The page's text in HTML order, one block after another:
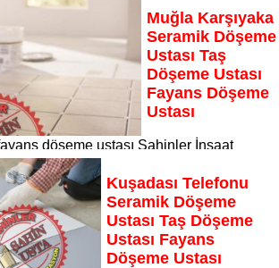
Muğla Karşıyaka
Seramik Döşeme
Ustası Taş
Döşeme Ustası
Fayans Döşeme
Ustası
döşeme ustası Şahinler İnşaat
sanat eseri gibi işleyen uzman
bölgesine özel hizmet sunuyor
Kuşadası Telefonu
Seramik Döşeme
Ustası Taş Döşeme
Ustası Fayans
Döşeme Ustası